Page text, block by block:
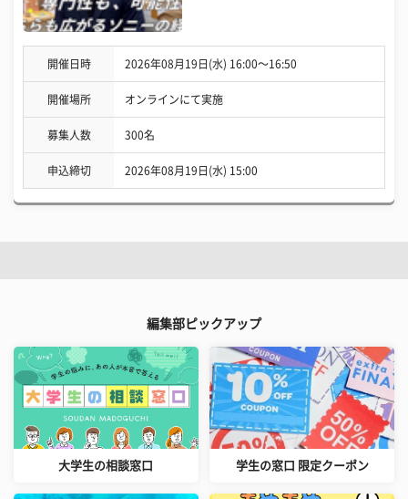
開催日時 2026年08月19日(水) 16:00〜16:50
開催場所 オンラインにて実施
募集人数 300名
申込締切 2026年08月19日(水) 15:00
編集部ピックアップ
大学生の相談窓口 学生の窓口 限定クーポン